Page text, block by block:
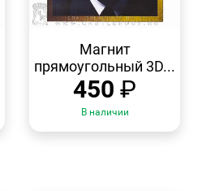
Магнит
прямоугольный 3D...
450 ₽
В наличии